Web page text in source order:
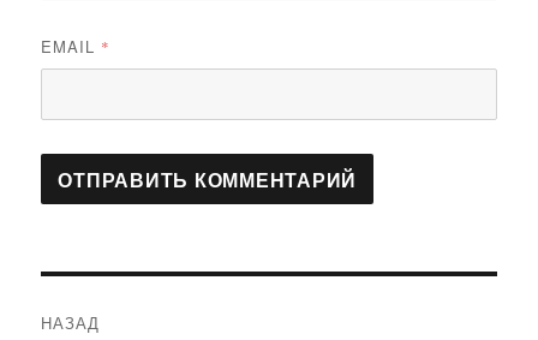
EMAIL *
НАЗАД